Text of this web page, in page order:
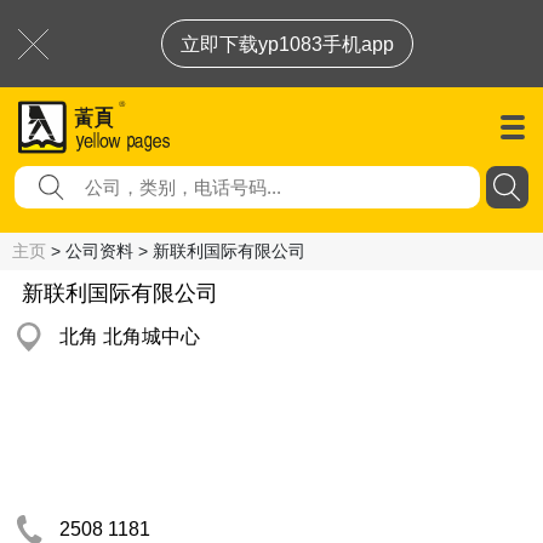
立即下载yp1083手机app
主页 > 公司资料 > 新联利国际有限公司
新联利国际有限公司
北角 北角城中心
2508 1181